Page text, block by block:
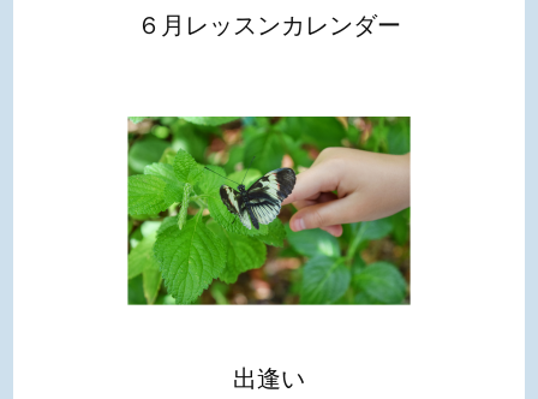
６月レッスンカレンダー
出逢い